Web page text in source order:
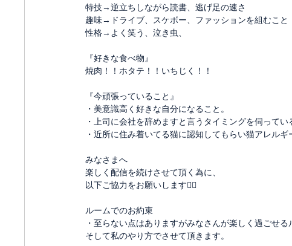
特技→逆立ちしながら読書、逃げ足の速さ
趣味→ドライブ、スケボー、ファッションを組むこと
性格→よく笑う、泣き虫、
『好きな食べ物』
焼肉！！ホタテ！！いちじく！！
『今頑張っていること』
・美意識高く好きな自分になること。
・上司に会社を辞めますと言うタイミングを伺って
・近所に住み着いてる猫に認知してもらい猫アレルギ
みなさまへ
楽しく配信を続けさせて頂く為に、
以下ご協力をお願いします🙇‍♀️
ルームでのお約束
・至らない点はありますがみなさんが楽しく過ごせ
そして私のやり方でさせて頂きます。